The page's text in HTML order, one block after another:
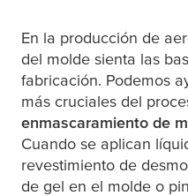
En la producción de
del molde sienta las
fabricación. Podemos
más cruciales del
enmascaramiento de
Cuando se aplican
revestimiento de
de gel en el molde o